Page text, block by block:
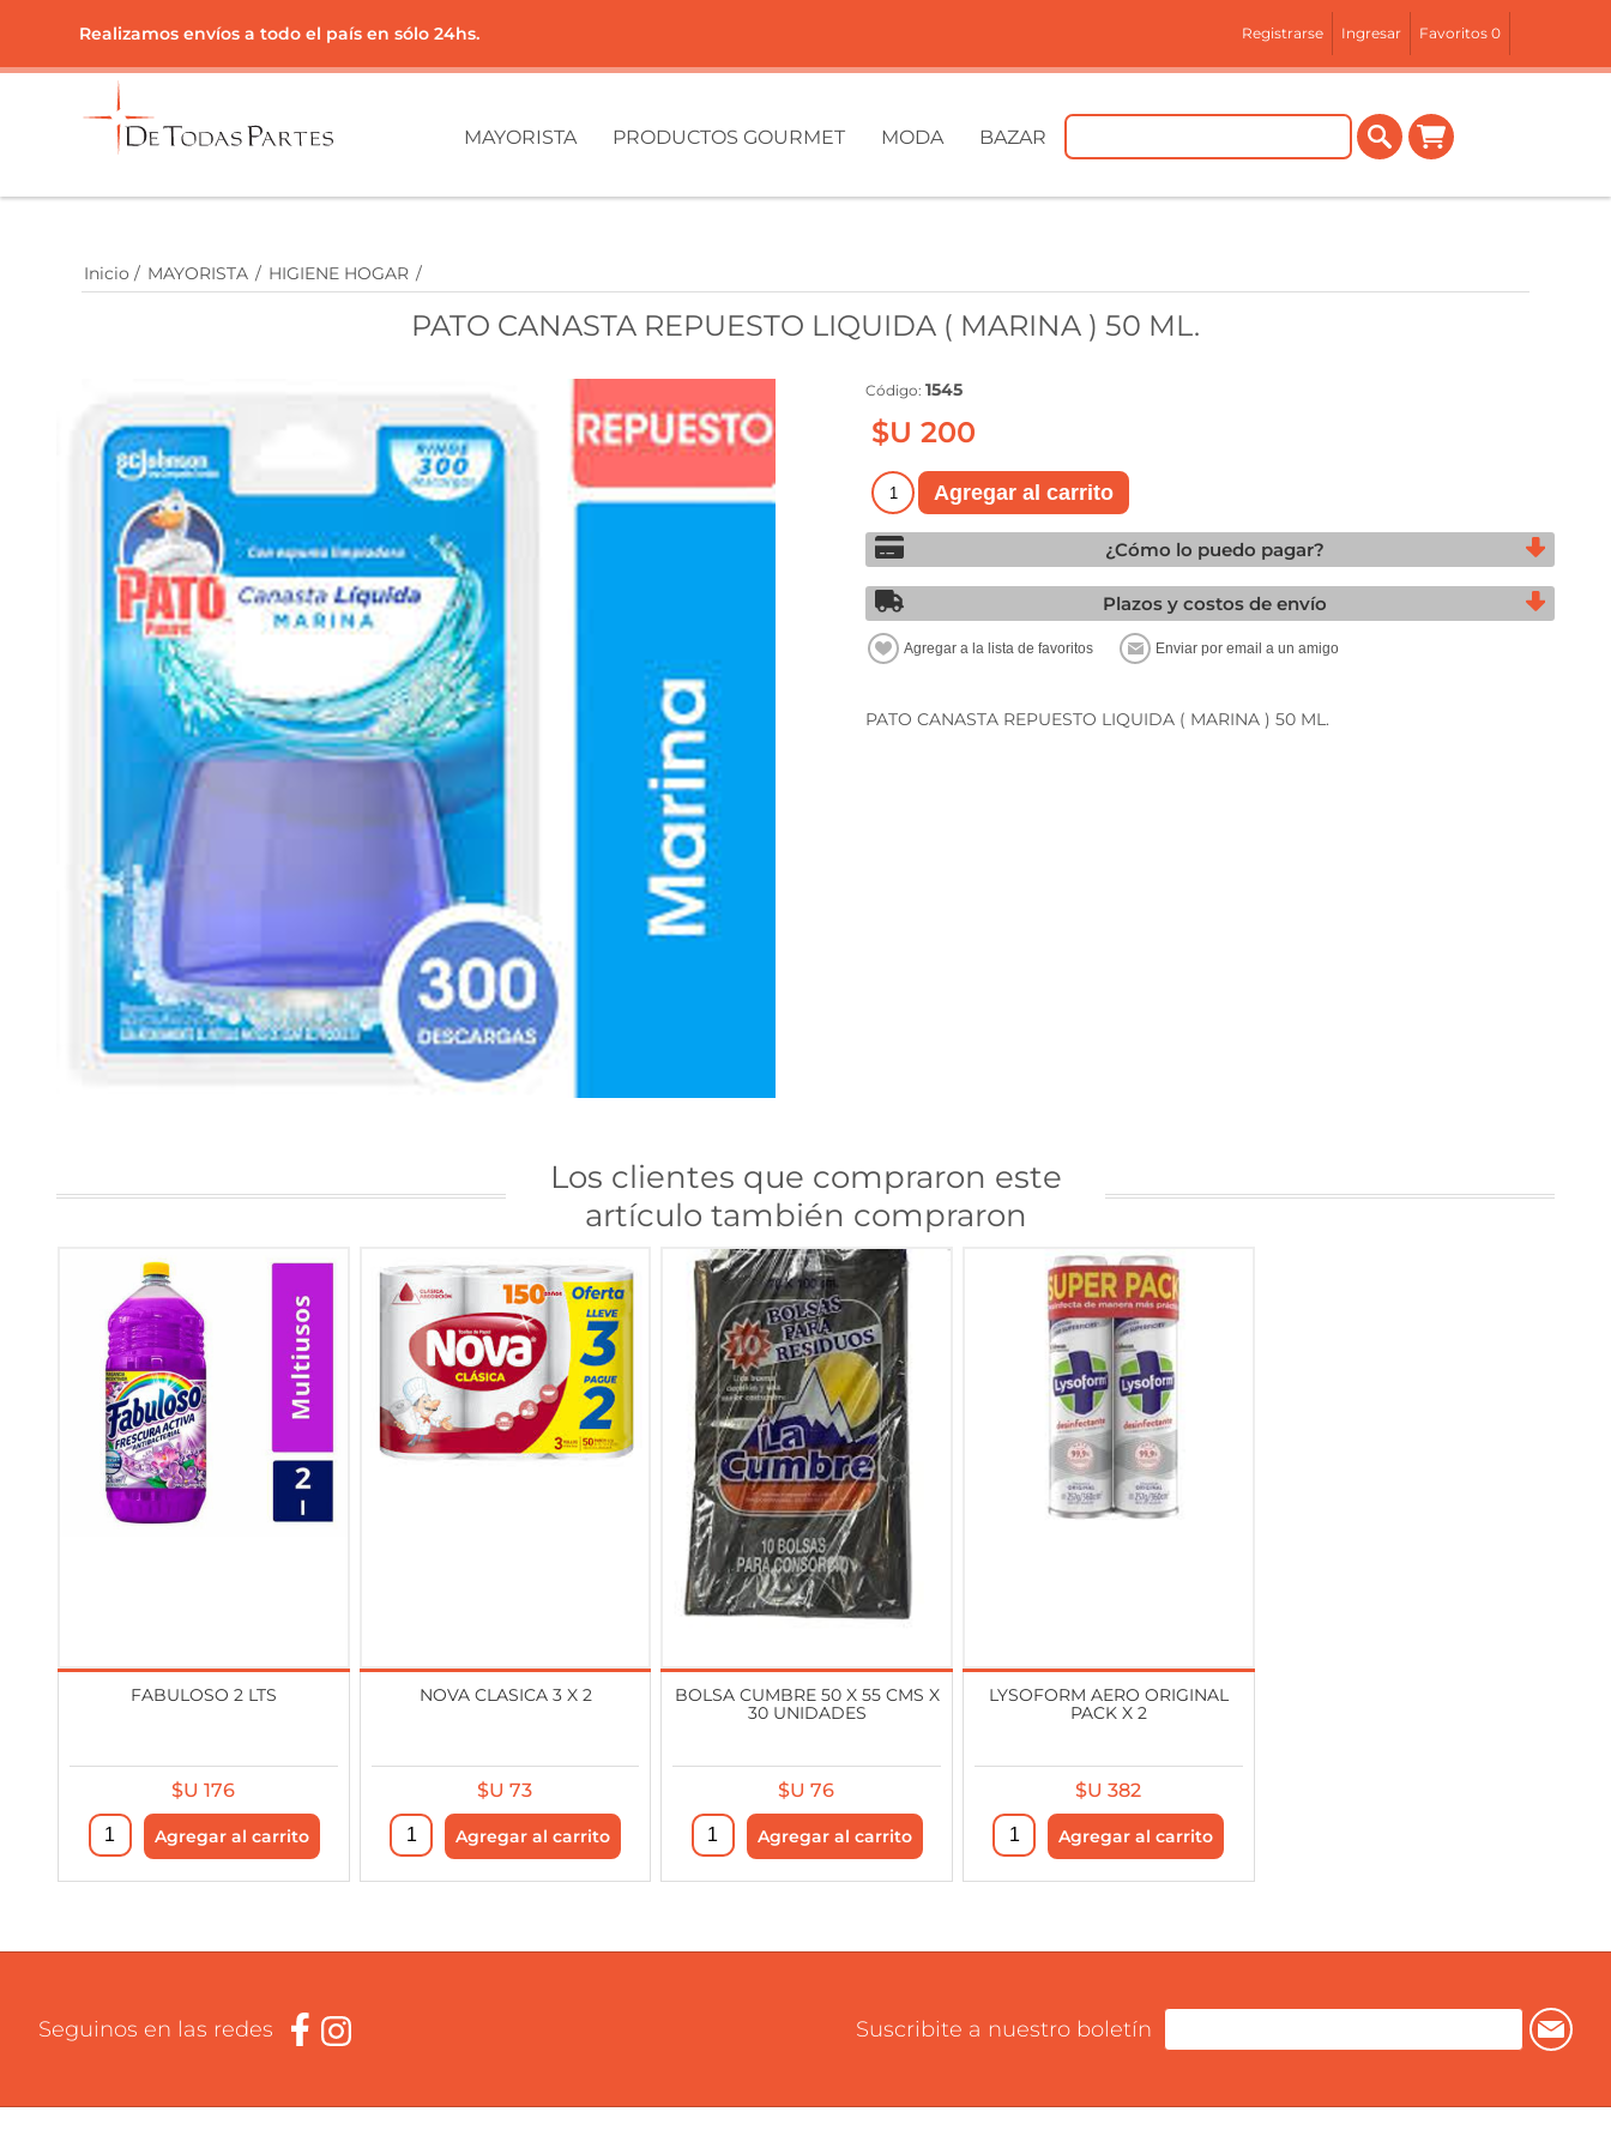
Realizamos envíos a todo el país en sólo 24hs. Registrarse Ingresar Favoritos 0
MAYORISTA PRODUCTOS GOURMET MODA BAZAR
Inicio / MAYORISTA / HIGIENE HOGAR /
PATO CANASTA REPUESTO LIQUIDA ( MARINA ) 50 ML.
Código: 1545
$U 200
¿Cómo lo puedo pagar?
Plazos y costos de envío
PATO CANASTA REPUESTO LIQUIDA ( MARINA ) 50 ML.
Los clientes que compraron este
artículo también compraron
FABULOSO 2 LTS
$U 176
NOVA CLASICA 3 X 2
$U 73
BOLSA CUMBRE 50 X 55 CMS X
30 UNIDADES
$U 76
LYSOFORM AERO ORIGINAL
PACK X 2
$U 382
Seguinos en las redes Suscribite a nuestro boletín